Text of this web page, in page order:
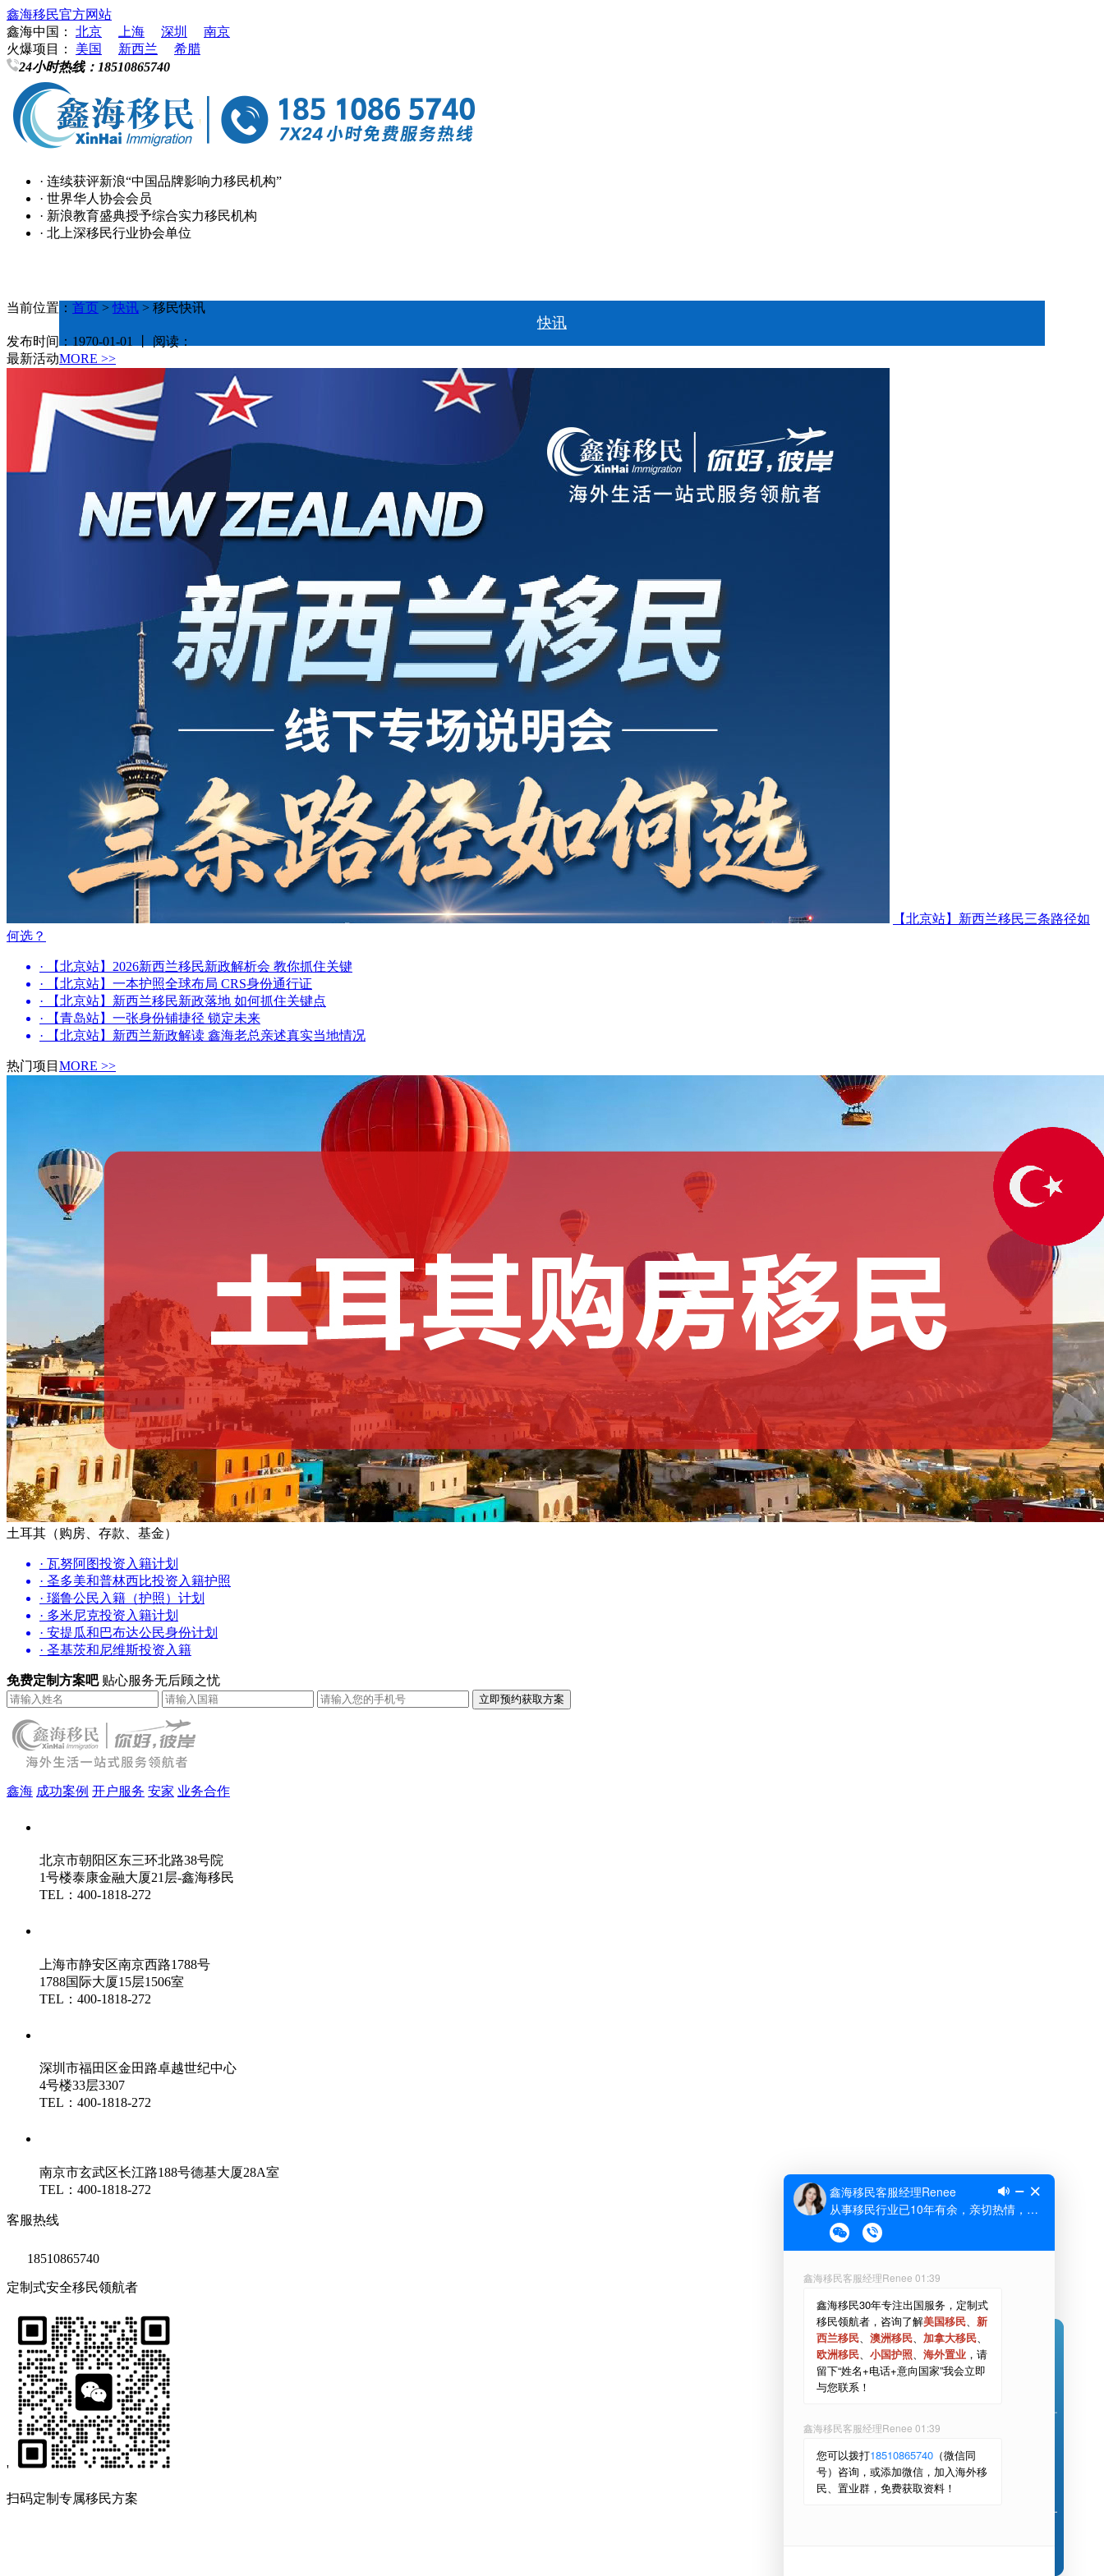
鑫海移民官方网站
鑫海中国：
北京 上海 深圳
南京
火爆项目：
美国 新西兰
希腊
24小时热线： 18510865740
· 连续获评新浪“中国品牌影响力移民机构”
· 世界华人协会会员
· 新浪教育盛典授予综合实力移民机构
· 北上深移民行业协会单位
快讯
项目
新西兰
美国
澳洲
加拿大
亚洲
海房
开户
安家
案例
鑫海
当前位置： 首页 >快讯 > 移民快讯
发布时间：1970-01-01 丨 阅读：
最新活动MORE >>
【北京站】新西兰移民三条路径如
何选？
· 【北京站】2026新西兰移民新政解析会 教你抓住关键
· 【北京站】一本护照全球布局 CRS身份通行证
· 【北京站】新西兰移民新政落地 如何抓住关键点
· 【青岛站】一张身份铺捷径 锁定未来
· 【北京站】新西兰新政解读 鑫海老总亲述真实当地情况
热门项目 MORE >>
土耳其（购房、存款、基金）
· 瓦努阿图投资入籍计划
· 圣多美和普林西比投资入籍护照
· 瑙鲁公民入籍（护照）计划
· 多米尼克投资入籍计划
· 安提瓜和巴布达公民身份计划
· 圣基茨和尼维斯投资入籍
免费定制方案吧 贴心服务无后顾之忧
鑫海 成功案例 开户服务 安家 业务合作
北京市朝阳区东三环北路38号院
1号楼泰康金融大厦21层-鑫海移民
TEL：400-1818-272
上海市静安区南京西路1788号
1788国际大厦15层1506室
TEL：400-1818-272
深圳市福田区金田路卓越世纪中心
4号楼33层3307
TEL：400-1818-272
南京市玄武区长江路188号德基大厦28A室
TEL：400-1818-272
客服热线
18510865740
定制式安全移民领航者
'
扫码定制专属移民方案